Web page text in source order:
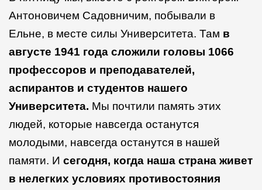
Антоновичем Садовничим, побывали в
Ельне, в месте силы Университета. Там в
августе 1941 года сложили головы 1066
профессоров и преподавателей,
аспирантов и студентов нашего
Университета. Мы почтили память этих
людей, которые навсегда останутся
молодыми, навсегда останутся в нашей
памяти. И сегодня, когда наша страна живет
в нелегких условиях противостояния